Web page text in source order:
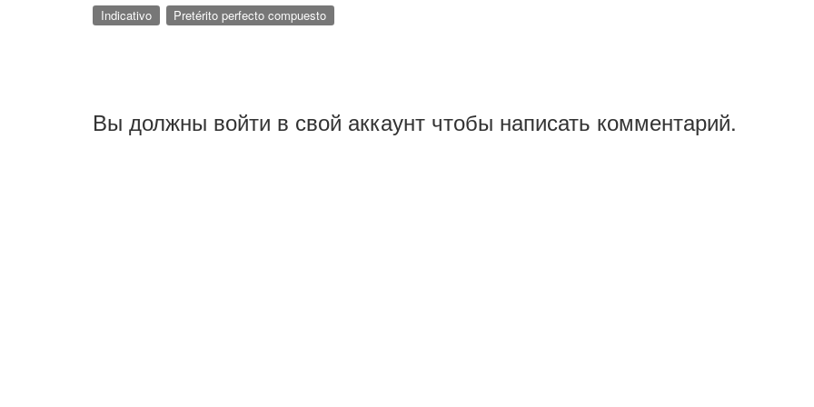
Indicativo Pretérito perfecto compuesto
Вы должны войти в свой аккаунт чтобы написать комментарий.